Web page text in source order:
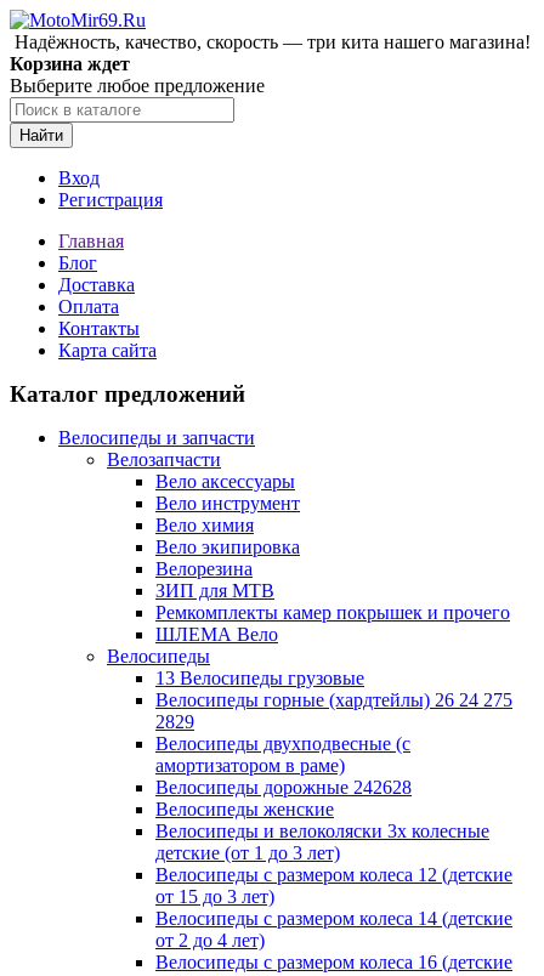
Надёжность, качество, скорость — три кита нашего магазина!
Корзина ждет
Выберите любое предложение
Найти
Вход
Регистрация
Главная
Блог
Доставка
Оплата
Контакты
Карта сайта
Каталог предложений
Велосипеды и запчасти
Велозапчасти
Вело аксессуары
Вело инструмент
Вело химия
Вело экипировка
Велорезина
ЗИП для MTB
Ремкомплекты камер покрышек и прочего
ШЛЕМА Вело
Велосипеды
13 Велосипеды грузовые
Велосипеды горные (хардтейлы) 26 24 275
2829
Велосипеды двухподвесные (с
амортизатором в раме)
Велосипеды дорожные 242628
Велосипеды женские
Велосипеды и велоколяски 3х колесные
детские (от 1 до 3 лет)
Велосипеды с размером колеса 12 (детские
от 15 до 3 лет)
Велосипеды с размером колеса 14 (детские
от 2 до 4 лет)
Велосипеды с размером колеса 16 (детские